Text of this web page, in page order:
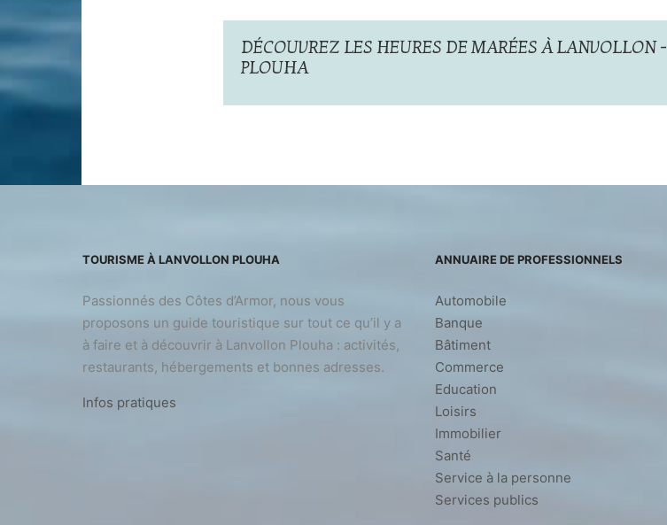
DÉCOUVREZ LES HEURES DE MARÉES À LANVOLLON -
PLOUHA
TOURISME À LANVOLLON PLOUHA
Passionnés des Côtes d’Armor, nous vous
proposons un guide touristique sur tout ce qu’il y a
à faire et à découvrir à Lanvollon Plouha : activités,
restaurants, hébergements et bonnes adresses.
Infos pratiques
ANNUAIRE DE PROFESSIONNELS
Automobile
Banque
Bâtiment
Commerce
Education
Loisirs
Immobilier
Santé
Service à la personne
Services publics